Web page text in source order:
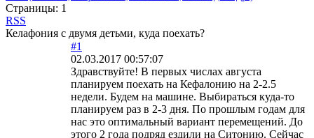
Страницы: 1
RSS
Келафония с двумя детьми, куда поехать?
#1
02.03.2017 00:57:07
Здравствуйте! В первых числах августа
планируем поехать на Кефалонию на 2-2.5
недели. Будем на машине. Выбираться куда-то
планируем раз в 2-3 дня. По прошлым годам для
нас это оптимальный вариант перемещений. До
этого 2 года подряд ездили на Ситонию. Сейчас